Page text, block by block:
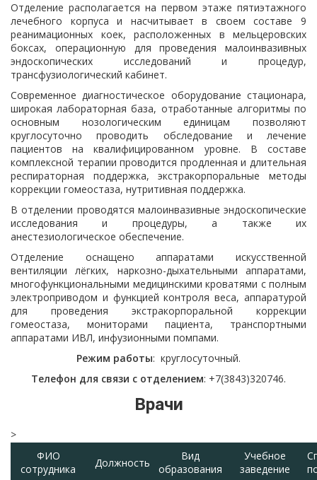
Отделение располагается на первом этаже пятиэтажного
лечебного корпуса и насчитывает в своем составе 9
реанимационных коек, расположенных в мельцеровских
боксах, операционную для проведения малоинвазивных
эндоскопических исследований и процедур,
трансфузиологический кабинет.
Современное диагностическое оборудование стационара,
широкая лабораторная база, отработанные алгоритмы по
основным нозологическим единицам позволяют
круглосуточно проводить обследование и лечение
пациентов на квалифицированном уровне. В составе
комплексной терапии проводится продленная и длительная
респираторная поддержка, экстракорпоральные методы
коррекции гомеостаза, нутритивная поддержка.
В отделении проводятся малоинвазивные эндоскопические
исследования и процедуры, а также их
анестезиологическое обеспечение.
Отделение оснащено аппаратами искусственной
вентиляции лёгких, наркозно-дыхательными аппаратами,
многофункциональными медицинскими кроватями с полным
электроприводом и функцией контроля веса, аппаратурой
для проведения экстракорпоральной коррекции
гомеостаза, мониторами пациента, транспортными
аппаратами ИВЛ, инфузионными помпами.
Режим работы: круглосуточный.
Телефон для связи с отделением: +7(3843)320746.
Врачи
>
ФИО
сотрудника
Должность
Вид
образования
Учебное
заведение